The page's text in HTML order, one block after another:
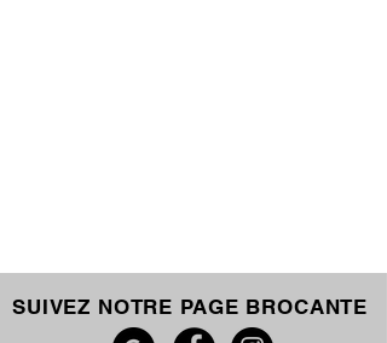
SUIVEZ NOTRE PAGE BROCANTE